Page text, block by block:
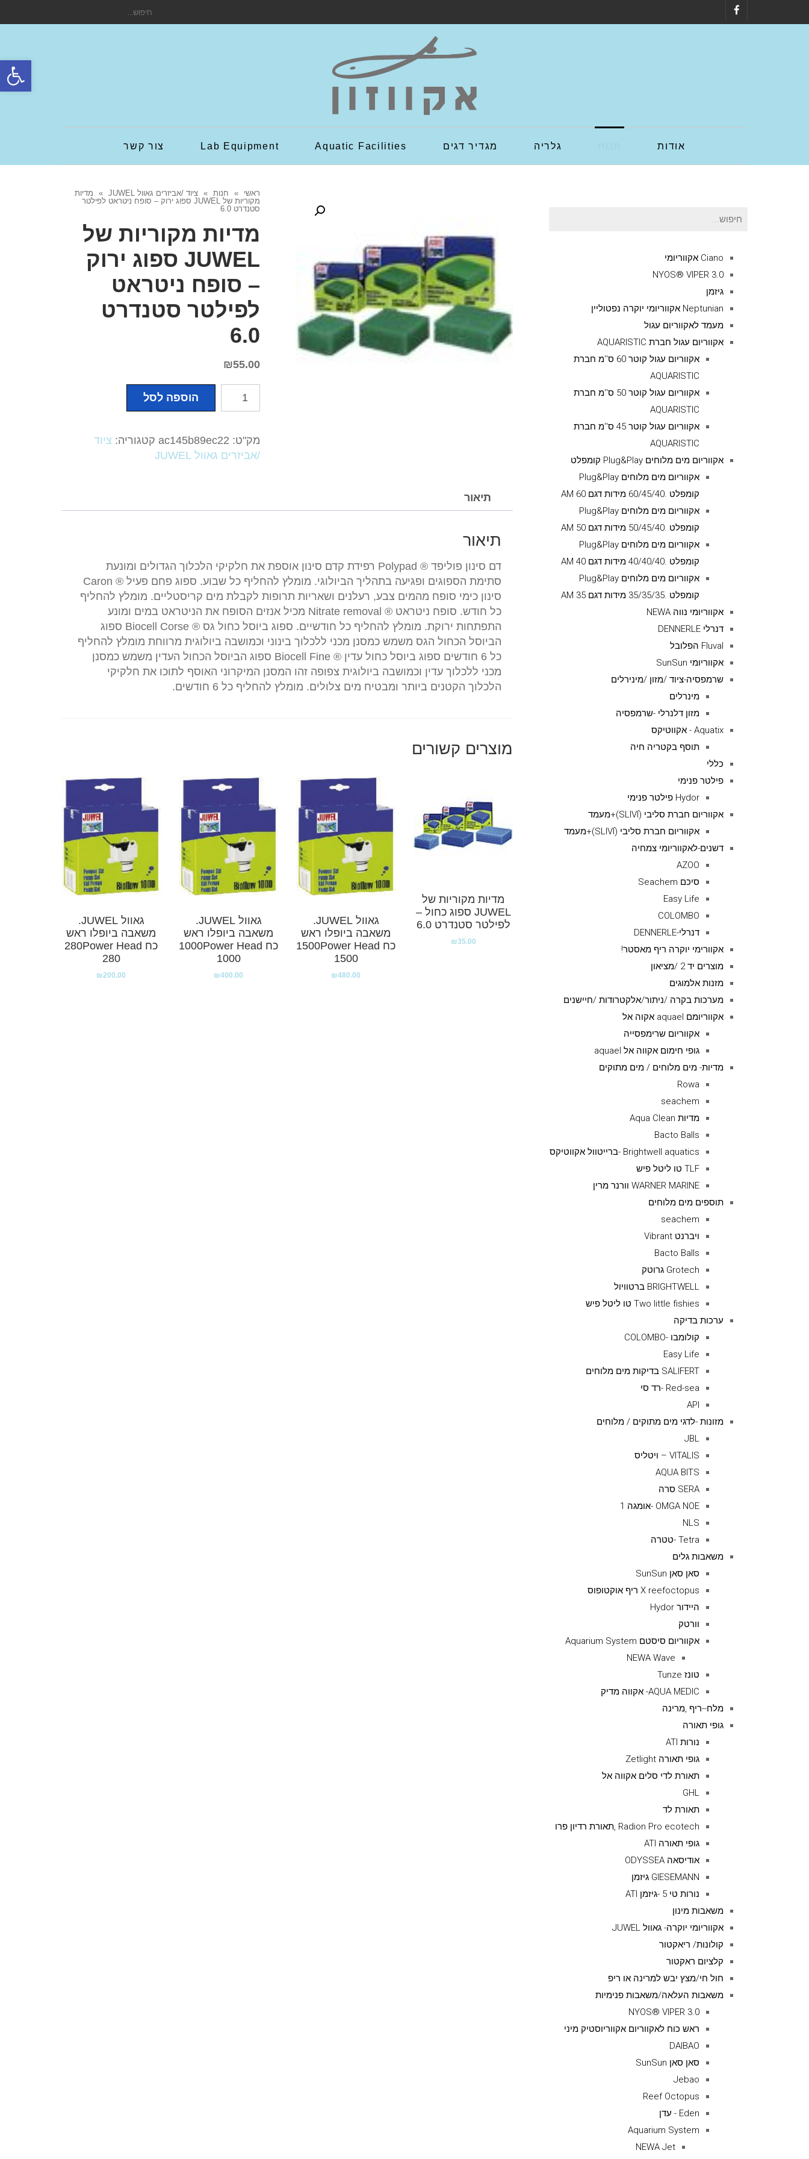
פתח
חיפוש
אודות גלריה מגדיר דגים Aquatic Facilities
Lab Equipment צור קשר
ראשי » חנות » ציוד /אביזרים גאוול JUWEL »
מדיות
מקוריות של JUWEL ספוג ירוק – סופח ניטראט לפילטר
סטנדרט 6.0
מדיות מקוריות של
JUWEL ספוג ירוק
– סופח ניטראט
לפילטר סטנדרט
6.0
₪55.00
כמות
מקוריות
של
-
סטנדרט
6.0
הוספה לסל
מק"ט: ac145b89ec22 קטגוריה: ציוד
/אביזרים גאוול JUWEL
תיאור
תיאור
דם סינון פוליפד ® Polypad רפידת קדם סינון אוספת את חלקיקי הלכלוך הגדולים ומונעת
סתימת הספוגים ופגיעה בתהליך הביולוגי. מומלץ להחליף כל שבוע. ספוג פחם פעיל ® Caron
סינון כימי סופח מהמים צבע, רעלנים ושאריות תרופות לקבלת מים קריסטליים. מומלץ להחליף
כל חודש. סופח ניטראט ® Nitrate removal מכיל אנזים הסופח את הניטראט במים ומונע
התפתחות ירוקת. מומלץ להחליף כל חודשיים. ספוג ביוסל כחול גס ® Biocell Corse ספוג
הביוסל הכחול הגס משמש כמסנן מכני ללכלוך בינוני וכמושבה ביולוגית מרווחת מומלץ להחליף
כל 6 חודשים ספוג ביוסל כחול עדין ® Biocell Fine ספוג הביוסל הכחול העדין משמש כמסנן
מכני ללכלוך עדין וכמושבה ביולוגית צפופה זהו המסנן המיקרוני האוסף לתוכו את חלקיקי
הלכלוך הקטנים ביותר ומבטיח מים צלולים. מומלץ להחליף כל 6 חודשים.
מוצרים קשורים
מדיות מקוריות של
JUWEL ספוג כחול –
לפילטר סטנדרט 6.0
₪35.00
גאוול JUWEL.
משאבה ביופלו ראש
כח 1500Power Head
1500
₪480.00
גאוול JUWEL.
משאבה ביופלו ראש
כח 1000Power Head
1000
₪400.00
גאוול JUWEL.
משאבה ביופלו ראש
כח 280Power Head
280
₪200.00
חיפוש
Ciano אקווריומי
NYOS® VIPER 3.0
גיזמן
Neptunian אקווריומי יוקרה נפטוליין
מעמד לאקווריום עגול
אקווריום עגול חברת AQUARISTIC
אקווריום עגול קוטר 60 ס''מ חברת
AQUARISTIC
אקווריום עגול קוטר 50 ס''מ חברת
AQUARISTIC
אקווריום עגול קוטר 45 ס''מ חברת
AQUARISTIC
אקווריום מים מלוחים Plug&Play קומפלט
אקווריום מים מלוחים Plug&Play
קומפלט .60/45/40 מידות דגם AM 60
אקווריום מים מלוחים Plug&Play
קומפלט .50/45/40 מידות דגם AM 50
אקווריום מים מלוחים Plug&Play
קומפלט .40/40/40 מידות דגם AM 40
אקווריום מים מלוחים Plug&Play
קומפלט .35/35/35 מידות דגם AM 35
אקווריומי נווה NEWA
דנרלי DENNERLE
Fluval הפלובל
אקווריומי SunSun
שרמפסיה-ציוד /מזון /מינירלים
מינרלים
מזון דלנרלי -שרמפסיה
Aquatix - אקווטיקס
תוסף בקטריה חיה
כללי
פילטר פנימי
Hydor פילטר פנימי
אקווריום חברת סליבי (SLIVIׂׂ)+מעמד
אקווריום חברת סליבי (SLIVIׂׂ)+מעמד
דשנים-לאקווריומי צמחיה
AZOO
סיכם Seachem
Easy Life
COLOMBO
דנרלי-DENNERLE
אקוורימי יוקרה ריף מאסטר!
מוצרים יד 2 /מציאון
מזנות אלמוגים
מערכות בקרה /ניתור/אלקטרודות /חיישנים
אקווריומם aquael אקוה אל
אקווריום שרימפסייה
גופי חימום אקווה אל aquael
מדיות- מים מלוחים / מים מתוקים
Rowa
seachem
מדיות Aqua Clean
Bacto Balls
Brightwell aquatics -ברייטוול אקווטיקס
TLF טו ליטל פיש
WARNER MARINE וורנר מרין
תוספים מים מלוחים
seachem
ויברנט Vibrant
Bacto Balls
Grotech גרוטק
BRIGHTWELL ברטוויול
Two little fishies טו ליטל פיש
ערכות בדיקה
קולומבו -COLOMBO
Easy Life
SALIFERT בדיקות מים מלוחים
Red-sea -רד סי
API
מזונות -לדגי מים מתוקים / מלוחים
JBL
VITALIS – ויטליס
AQUA BITS
SERA סרה
OMGA NOE -אומגה 1
NLS
Tetra -טטרה
משאבות גלים
סאן סאן SunSun
X reefoctopus ריף אוקטופוס
היידור Hydor
וורטק
אקווריום סיסטם Aquarium System
NEWA Wave
טונז Tunze
AQUA MEDIC- אקווה מדיק
מלח--ריף ,מרינה
גופי תאורה
נורות ATI
גופי תאורה Zetlight
תאורת לדי סלים אקווה אל
GHL
תאורת לד
Radion Pro ecotech ,תאורת רדיון פרו
גופי תאורה ATI
אודיסאה ODYSSEA
GIESEMANN גיזמן
נורות טי 5 -גיזמן ATI
משאבות מינון
אקווריומי יוקרה- גאוול JUWEL
קולונות/ ריאקטור
קלציום ראקטור
חול חי/מצץ יבש למרינה או ריפ
משאבות העלאה/משאבות פנימיות
NYOS® VIPER 3.0
ראש כוח לאקווריום אקווריוסטיק מיני
DAIBAO
סאן סאן SunSun
Jebao
Reef Octopus
Eden - עדן
Aquarium System
NEWA Jet